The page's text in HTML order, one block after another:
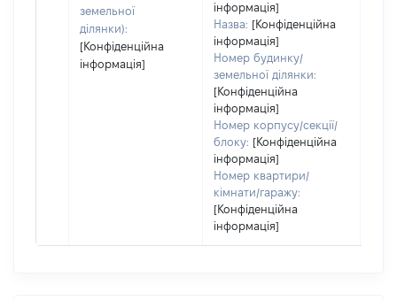
земельної
ділянки):
[Конфіденційна
інформація]
інформація]
Назва: [Конфіденційна
інформація]
Номер будинку/
земельної ділянки:
[Конфіденційна
інформація]
Номер корпусу/секції/
блоку: [Конфіденційна
інформація]
Номер квартири/
кімнати/гаражу:
[Конфіденційна
інформація]